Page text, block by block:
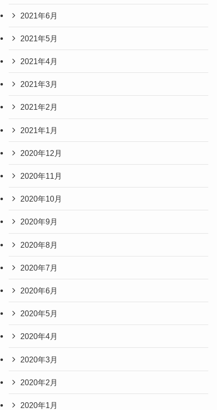
2021年6月
2021年5月
2021年4月
2021年3月
2021年2月
2021年1月
2020年12月
2020年11月
2020年10月
2020年9月
2020年8月
2020年7月
2020年6月
2020年5月
2020年4月
2020年3月
2020年2月
2020年1月